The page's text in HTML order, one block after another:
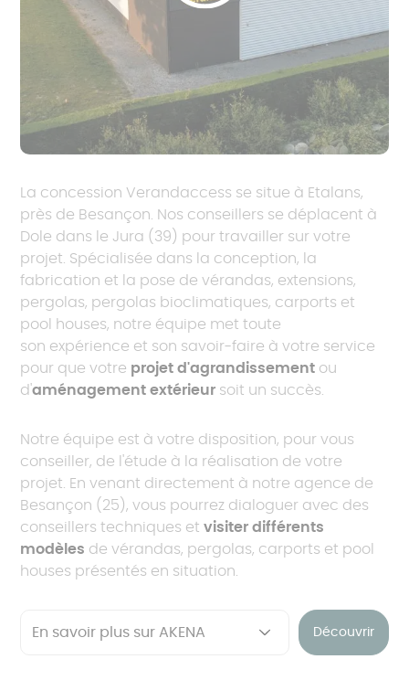
La concession Verandaccess se situe à Etalans,
près de Besançon. Nos conseillers se déplacent à
Dole dans le Jura (39) pour travailler sur votre
projet. Spécialisée dans la conception, la
fabrication et la pose de vérandas, extensions,
pergolas, pergolas bioclimatiques, carports et
pool houses, notre équipe met toute
son expérience et son savoir-faire à votre service
pour que votre projet d'agrandissement ou
d'aménagement extérieur soit un succès.
Notre équipe est à votre disposition, pour vous
conseiller, de l'étude à la réalisation de votre
projet. En venant directement à notre agence de
Besançon (25), vous pourrez dialoguer avec des
conseillers techniques etvisiter différents
modèles de vérandas, pergolas, carports et pool
houses présentés en situation.
Découvrir